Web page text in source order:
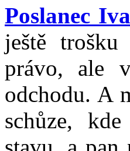
Poslanec
ještě
právo, ale
odchodu. A
schůze,